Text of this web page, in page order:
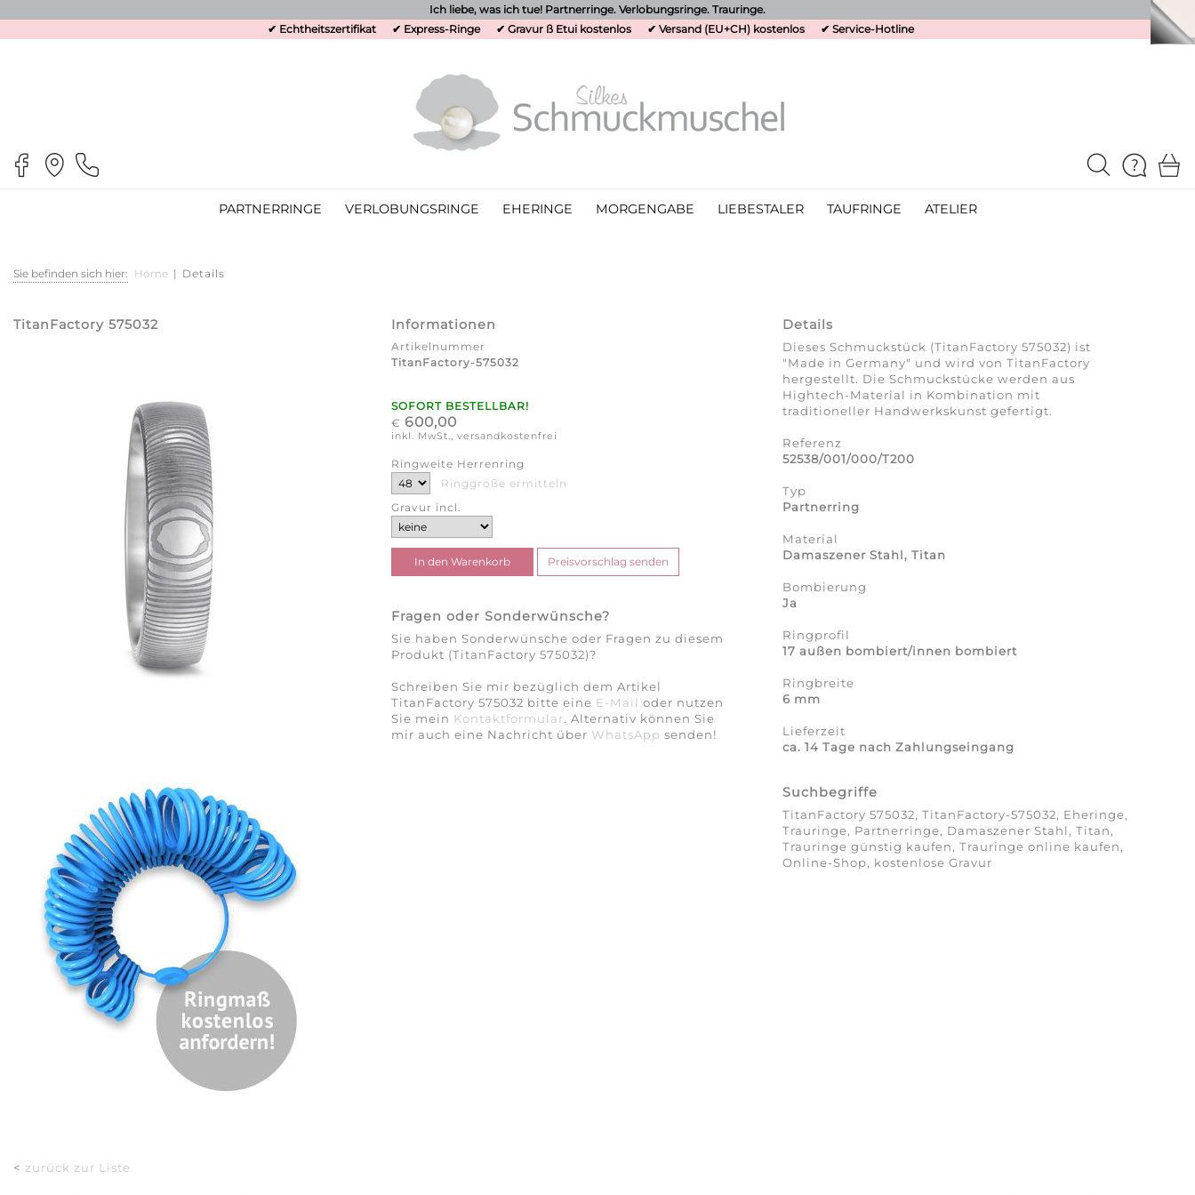
Ich liebe, was ich tue! Partnerringe. Verlobungsringe. Trauringe.
✔ Echtheitszertifikat
✔ Express-Ringe ✔ Gravur ß Etui kostenlos ✔ Versand (EU+CH) kostenlos ✔ Service-Hotline
PARTNERRINGE VERLOBUNGSRINGE EHERINGE MORGENGABE LIEBESTALER TAUFRINGE ATELIER
Sie befinden sich hier: Home | Details
TitanFactory 575032 Informationen
Artikelnummer
TitanFactory-575032
SOFORT BESTELLBAR!
€ 600,00
inkl. MwSt., versandkostenfrei
Ringweite Herrenring
Ringgröße ermitteln
Gravur incl.
Fragen oder Sonderwünsche?
Sie haben Sonderwünsche oder Fragen zu diesem
Produkt (TitanFactory 575032)?
Schreiben Sie mir bezüglich dem Artikel
TitanFactory 575032 bitte eine E-Mail oder nutzen
Sie mein Kontaktformular. Alternativ können Sie
mir auch eine Nachricht über WhatsApp senden!
Details
Dieses Schmuckstück (TitanFactory 575032) ist
"Made in Germany" und wird von TitanFactory
hergestellt. Die Schmuckstücke werden aus
Hightech-Material in Kombination mit
traditioneller Handwerkskunst gefertigt.
Referenz
52538/001/000/T200
Typ
Partnerring
Material
Damaszener Stahl, Titan
Bombierung
Ja
Ringprofil
17 außen bombiert/innen bombiert
Ringbreite
6 mm
Lieferzeit
ca. 14 Tage nach Zahlungseingang
Suchbegriffe
TitanFactory 575032, TitanFactory-575032, Eheringe,
Trauringe, Partnerringe, Damaszener Stahl, Titan,
Trauringe günstig kaufen, Trauringe online kaufen,
Online-Shop, kostenlose Gravur
< zurück zur Liste